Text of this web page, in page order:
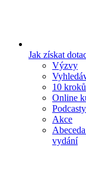
Jak získat
Výzvy
10
Online
Podcasty
Akce
vydání